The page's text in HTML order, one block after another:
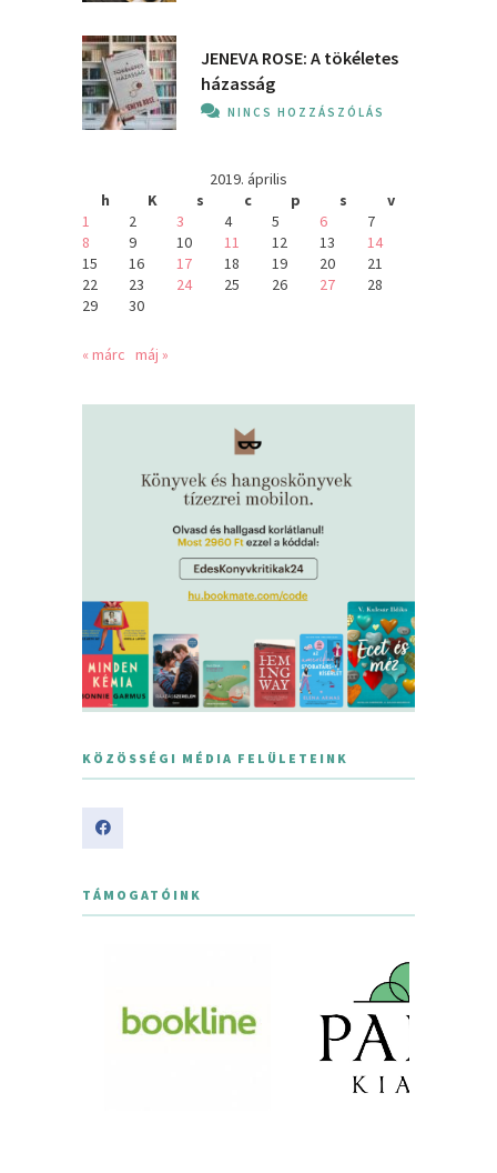
JENEVA ROSE: A ​tökéletes
házasság
NINCS HOZZÁSZÓLÁS
2019. április
h
K s c p s
v
1
2 3 4 5 6
7
8
9 10 11 12 13
14
15
16 17 18 19 20
21
22
23 24 25 26 27
28
29
30
« márc máj »
KÖZÖSSÉGI MÉDIA FELÜLETEINK
TÁMOGATÓINK